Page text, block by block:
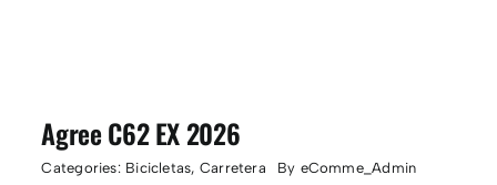
SOCIAL RIDE
Agree C62 EX 2026
Categories: Bicicletas, Carretera By eComme_Admin